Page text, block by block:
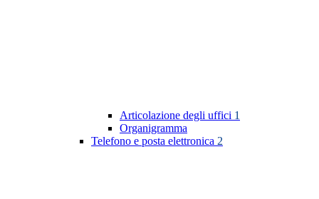
Articolazione degli uffici 1
Organigramma
Telefono e posta elettronica 2